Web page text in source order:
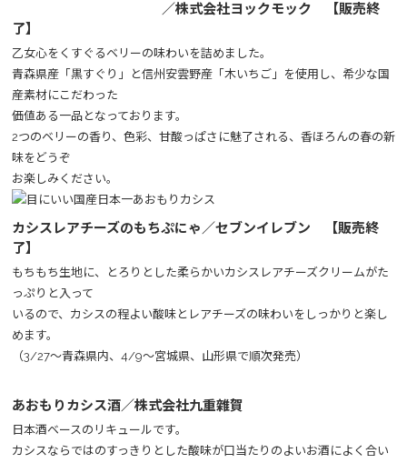
／株式会社ヨックモック 【販売終
了】
乙女心をくすぐるベリーの味わいを詰めました。
青森県産「黒すぐり」と信州安雲野産「木いちご」を使用し、希少な国
産素材にこだわった
価値ある一品となっております。
2つのベリーの香り、色彩、甘酸っぱさに魅了される、香ほろんの春の新
味をどうぞ
お楽しみください。
カシスレアチーズのもちぷにゃ／セブンイレブン 【販売終
了】
もちもち生地に、とろりとした柔らかいカシスレアチーズクリームがた
っぷりと入って
いるので、カシスの程よい酸味とレアチーズの味わいをしっかりと楽し
めます。
（3/27～青森県内、4/9～宮城県、山形県で順次発売）
あおもりカシス酒／株式会社九重雜賀
日本酒ベースのリキュールです。
カシスならではのすっきりとした酸味が口当たりのよいお酒によく合い